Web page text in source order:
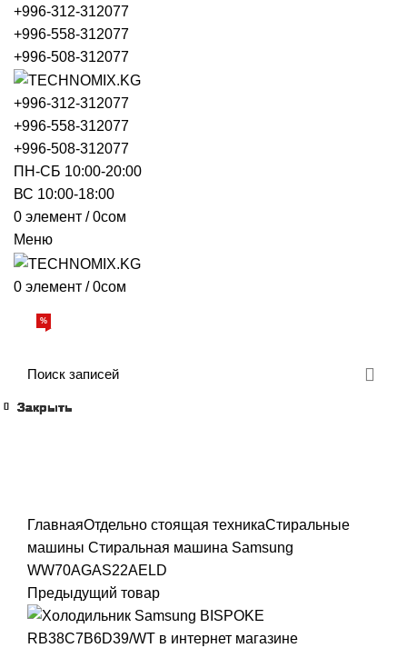
+996-312-312077
+996-558-312077
+996-508-312077
+996-312-312077
+996-558-312077
+996-508-312077
ПН-СБ 10:00-20:00
ВС 10:00-18:00
0 элемент / 0сом
Меню
0 элемент / 0сом
АКЦИИ
%
ГлавнаяОтдельно стоящая техникаСтиральные
машины Стиральная машина Samsung
WW70AGAS22AELD
Предыдущий товар
Закрыть
Закрыть
Закрыть
Закрыть
Закрыть
Закрыть
Закрыть
Закрыть
Закрыть
Закрыть